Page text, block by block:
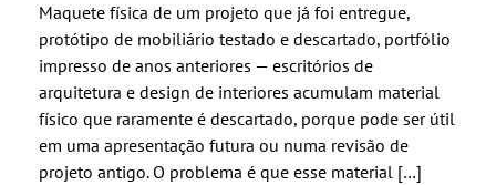
Maquete física de um projeto que já foi entregue,
protótipo de mobiliário testado e descartado, portfólio
impresso de anos anteriores — escritórios de
arquitetura e design de interiores acumulam material
físico que raramente é descartado, porque pode ser útil
em uma apresentação futura ou numa revisão de
projeto antigo. O problema é que esse material […]